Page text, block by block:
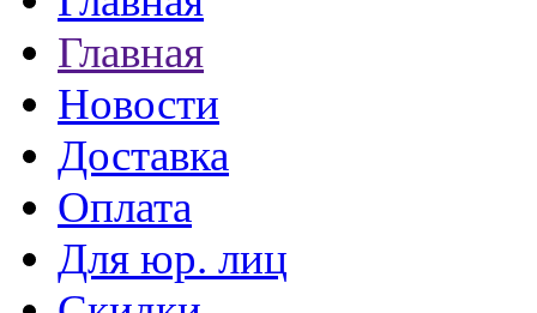
Главная
Новости
Доставка
Оплата
Для юр. лиц